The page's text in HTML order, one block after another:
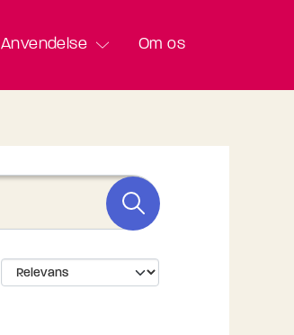
Anvendelse Om os